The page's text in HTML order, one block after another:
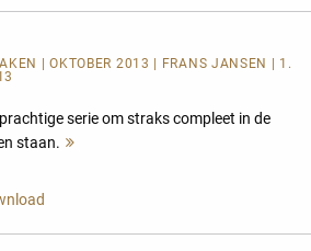
| OKTOBER 2013 | FRANS JANSEN | 1.
serie om straks compleet in de
staan.